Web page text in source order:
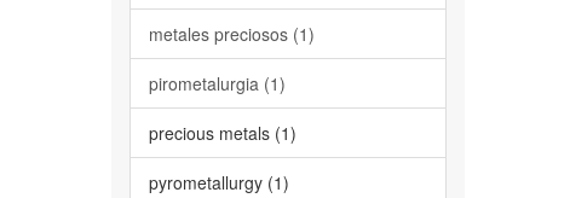
metales preciosos (1)
pirometalurgia (1)
precious metals (1)
pyrometallurgy (1)